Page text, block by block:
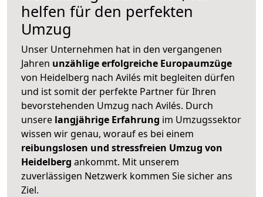
helfen für den perfekten
Umzug
Unser Unternehmen hat in den vergangenen
Jahren unzählige erfolgreiche Europaumzüge
von Heidelberg nach Avilés mit begleiten dürfen
und ist somit der perfekte Partner für Ihren
bevorstehenden Umzug nach Avilés. Durch
unsere langjährige Erfahrung im Umzugssektor
wissen wir genau, worauf es bei einem
reibungslosen und stressfreien Umzug von
Heidelberg ankommt. Mit unserem
zuverlässigen Netzwerk kommen Sie sicher ans
Ziel.